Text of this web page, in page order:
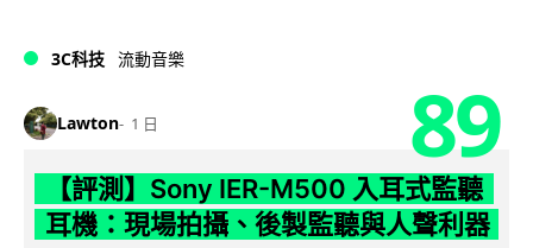
3C科技 流動音樂
Lawton 1 日 89
【評測】Sony IER-M500 入耳式監聽
耳機：現場拍攝、後製監聽與人聲利器